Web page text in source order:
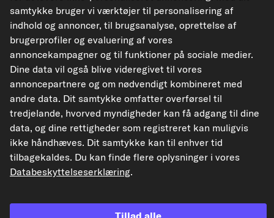
Tjek pasform
Vælg et køretøj
Læg i kurv
Tilføj til ønsker
Til detaljesiden
Vis originale reservedelsnumre
samtykke bruger vi værktøjer til personalisering af
indhold og annoncer, til brugsanalyse, oprettelse af
brugerprofiler og evaluering af vores
annoncekampagner og til funktioner på sociale medier.
Dine data vil også blive videregivet til vores
annoncepartnere og om nødvendigt kombineret med
andre data. Dit samtykke omfatter overførsel til
tredjelande, hvorved myndigheder kan få adgang til dine
data, og dine rettigheder som registreret kan muligvis
ikke håndhæves. Dit samtykke kan til enhver tid
tilbagekaldes. Du kan finde flere oplysninger i vores
Databeskyttelseserklæring.
Tillad alle